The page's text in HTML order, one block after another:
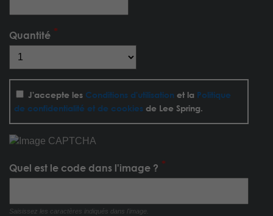
Quantité
J'accepte les Conditions d'utilisationet la Politique
de confidentialité et de cookies de Lee Spring.
Quel est le code dans l'image ?
Saisissez les caractères indiqués dans l'image.